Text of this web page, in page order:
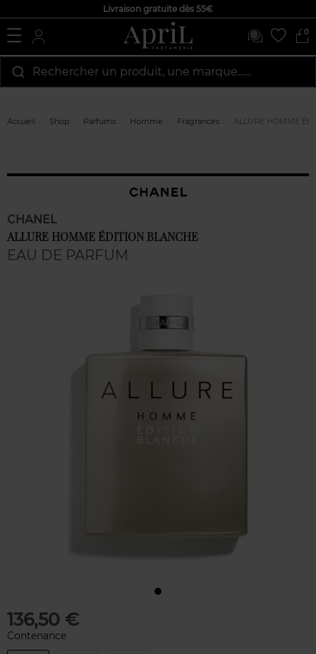
Livraison gratuite dès 55€
0
Rechercher un produit, une marque…...
Accueil Shop Parfums Homme Fragrances ALLURE HOMME
CHANEL
ALLURE HOMME ÉDITION BLANCHE
EAU DE PARFUM
136,50 €
Contenance